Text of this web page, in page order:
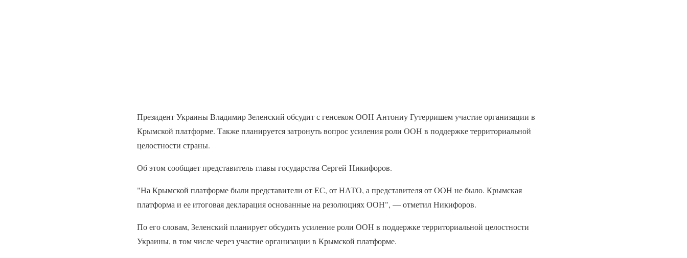
Президент Украины Владимир Зеленский обсудит с генсеком ООН Антониу Гутерришем участие организации в
Крымской платформе. Также планируется затронуть вопрос усиления роли ООН в поддержке территориальной
целостности страны.
Об этом сообщает представитель главы государства Сергей Никифоров.
"На Крымской платформе были представители от ЕС, от НАТО, а представителя от ООН не было. Крымская
платформа и ее итоговая декларация основанные на резолюциях ООН", — отметил Никифоров.
По его словам, Зеленский планирует обсудить усиление роли ООН в поддержке территориальной целостности
Украины, в том числе через участие организации в Крымской платформе.